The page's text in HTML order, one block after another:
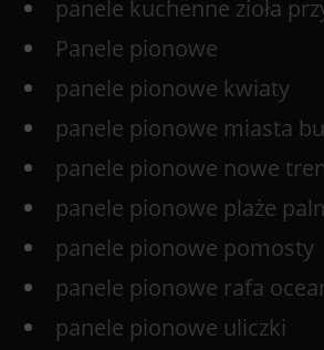
panele kuchenne zioła
Panele pionowe
panele pionowe kwiaty
panele pionowe miasta
panele pionowe nowe
panele pionowe plaże
panele pionowe pomosty
panele pionowe rafa
panele pionowe uliczki